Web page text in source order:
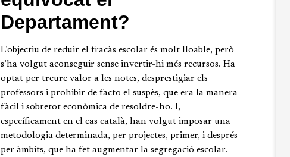
Departament?
L’objectiu de reduir el fracàs escolar és molt lloable, però
s’ha volgut aconseguir sense invertir-hi més recursos. Ha
optat per treure valor a les notes, desprestigiar els
professors i prohibir de facto el suspès, que era la manera
fàcil i sobretot econòmica de resoldre-ho. I,
específicament en el cas català, han volgut imposar una
metodologia determinada, per projectes, primer, i després
per àmbits, que ha fet augmentar la segregació escolar.